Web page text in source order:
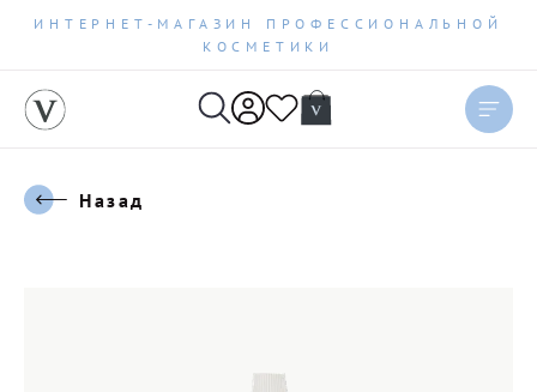
ИНТЕРНЕТ-МАГАЗИН ПРОФЕССИОНАЛЬНОЙ
КОСМЕТИКИ
Назад